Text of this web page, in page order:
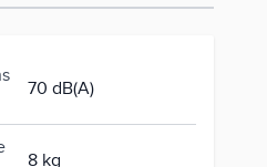
70 dB(A)
8 kg